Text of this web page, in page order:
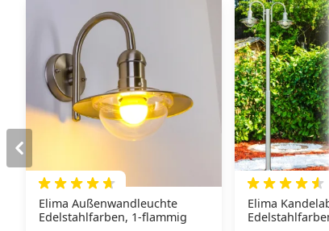
Elima Außenwandleuchte
Edelstahlfarben, 1-flammig
Elima